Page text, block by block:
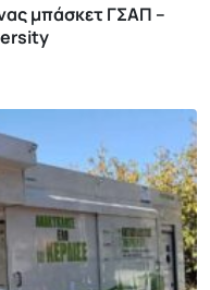
μπάσκετ ΓΣΑΠ –